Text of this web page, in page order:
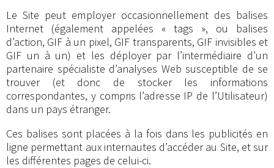
Le Site peut employer occasionnellement des balises
Internet (également appelées « tags », ou balises
d’action, GIF à un pixel, GIF transparents, GIF invisibles et
GIF un à un) et les déployer par l’intermédiaire d’un
partenaire spécialiste d’analyses Web susceptible de se
trouver (et donc de stocker les informations
correspondantes, y compris l’adresse IP de l’Utilisateur)
dans un pays étranger.
Ces balises sont placées à la fois dans les publicités en
ligne permettant aux internautes d’accéder au Site, et sur
les différentes pages de celui-ci.